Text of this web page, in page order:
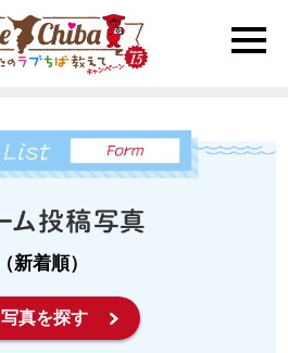
toggle
（新着順）
写真を探す